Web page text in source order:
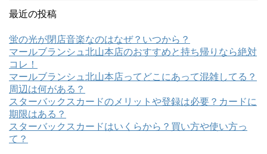
最近の投稿
蛍の光が閉店音楽なのはなぜ？いつから？
マールブランシュ北山本店のおすすめと持ち帰りなら絶対
コレ！
マールブランシュ北山本店ってどこにあって混雑してる？
周辺は何がある？
スターバックスカードのメリットや登録は必要？カードに
期限はある？
スターバックスカードはいくらから？買い方や使い方っ
て？